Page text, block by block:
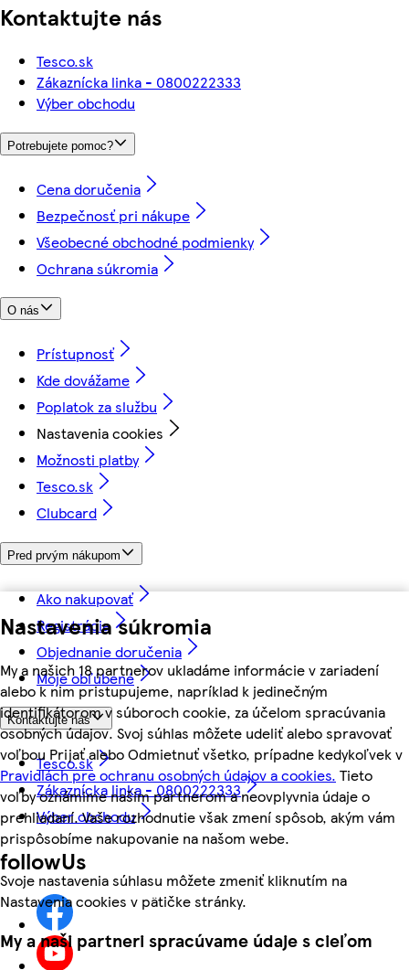
Nastavenia súkromia
My a našich 18 partnerov ukladáme informácie v zariadení
alebo k nim pristupujeme, napríklad k jedinečným
identifikátorom v súboroch cookie, za účelom spracúvania
osobných údajov. Svoj súhlas môžete udeliť alebo spravovať
voľbou Prijať alebo Odmietnuť všetko, prípadne kedykoľvek v
Pravidlách pre ochranu osobných údajov a cookies. Tieto
voľby oznámime našim partnerom a neovplyvnia údaje o
prehliadaní. Vaše rozhodnutie však zmení spôsob, akým vám
prispôsobíme nakupovanie na našom webe.
Svoje nastavenia súhlasu môžete zmeniť kliknutím na
Nastavenia cookies v pätičke stránky.
My a naši partneri spracúvame údaje s cieľom
Kontaktujte nás
Tesco.sk
Zákaznícka linka - 0800222333
Výber obchodu
Potrebujete pomoc?
Cena doručenia
Bezpečnosť pri nákupe
Všeobecné obchodné podmienky
Ochrana súkromia
O nás
Prístupnosť
Kde dovážame
Poplatok za službu
Nastavenia cookies
Možnosti platby
Tesco.sk
Clubcard
Pred prvým nákupom
Ako nakupovať
Registrácia
Objednanie doručenia
Moje obľúbené
Kontaktujte nás
Tesco.sk
Zákaznícka linka - 0800222333
Výber obchodu
followUs